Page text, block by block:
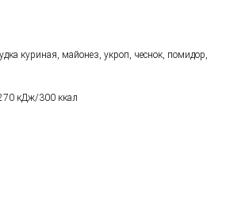
куриная, майонез, укроп, чеснок, помидор,
кДж/300 ккал